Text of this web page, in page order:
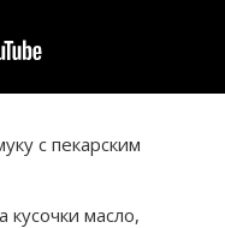
с пекарским
масло,